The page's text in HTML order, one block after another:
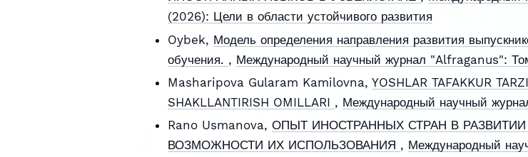
(2026): Цели в области устойчивого развития
Oybek, Модель определения направления развития
обучения. , Международный научный журнал "Alfraganus":
Masharipova Gularam Kamilovna, YOSHLAR TAFAKKUR
SHAKLLANTIRISH OMILLARI , Международный научный
Rano Usmanova, ОПЫТ ИНОСТРАННЫХ СТРАН В
ВОЗМОЖНОСТИ ИХ ИСПОЛЬЗОВАНИЯ , Международный